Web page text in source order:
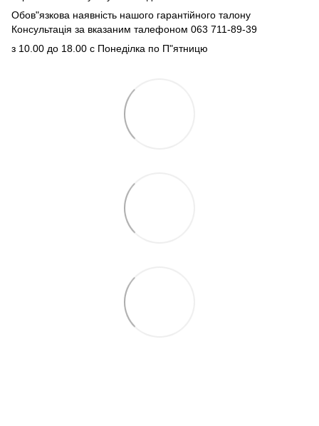
Обов"язкова наявність нашого гарантійного талону
Консультація за вказаним талефоном 063 711-89-39
з 10.00 до 18.00 с Понеділка по П"ятницю